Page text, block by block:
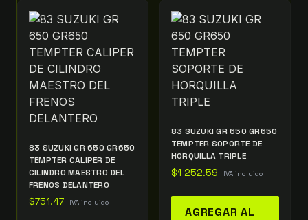
83 SUZUKI GR 650 GR650
TEMPTER CALIPER DE
CILINDRO MAESTRO DEL
FRENOS DELANTERO
$751.47 IVA incluido
83 SUZUKI GR 650 GR650
TEMPTER SOPORTE DE
HORQUILLA TRIPLE
$1 252.59 IVA incluido
AGREGAR AL